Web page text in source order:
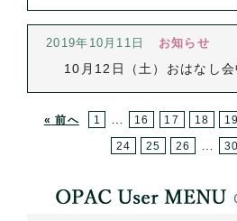
2019年10月11日 お知らせ
10月12日（土）おはなし
« 前へ 1 16 17 18 19
24 25 26 30